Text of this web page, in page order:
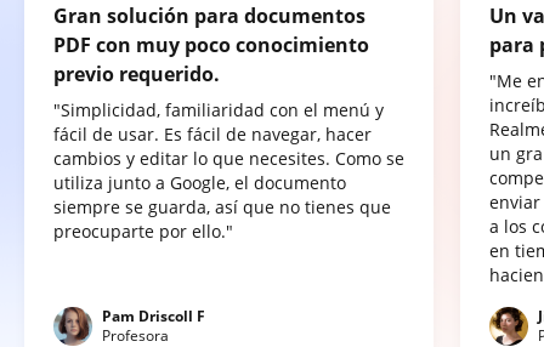
Gran solución para documentos
PDF con muy poco conocimiento
previo requerido.
"Simplicidad, familiaridad con el menú y
fácil de usar. Es fácil de navegar, hacer
cambios y editar lo que necesites. Como se
utiliza junto a Google, el documento
siempre se guarda, así que no tienes que
preocuparte por ello."
Pam Driscoll F
Profesora
Un
para
"Me
un
a los
en